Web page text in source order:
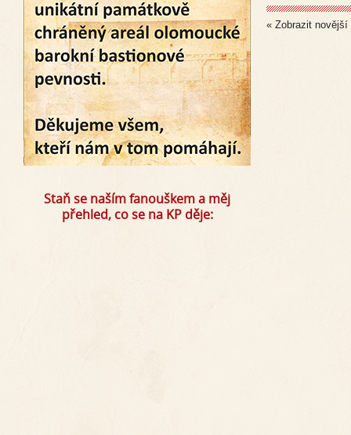
Staň se naším fanouškem a měj
přehled, co se na KP děje:
« Zobrazit novější